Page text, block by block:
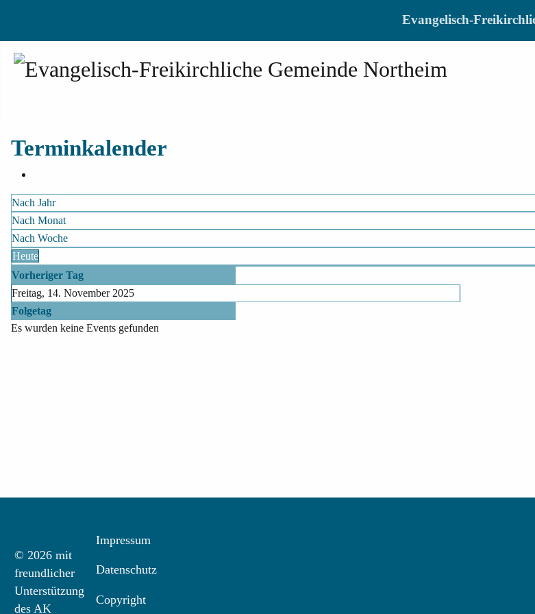
Evangelisch-
Terminkalender
Nach Jahr
Nach Monat
Nach Woche
Heute
Vorheriger Tag
Freitag, 14. November 2025
Folgetag
Es wurden keine Events gefunden
© 2026 mit
freundlicher
Unterstützung
des AK
Impressum
Datenschutz
Copyright